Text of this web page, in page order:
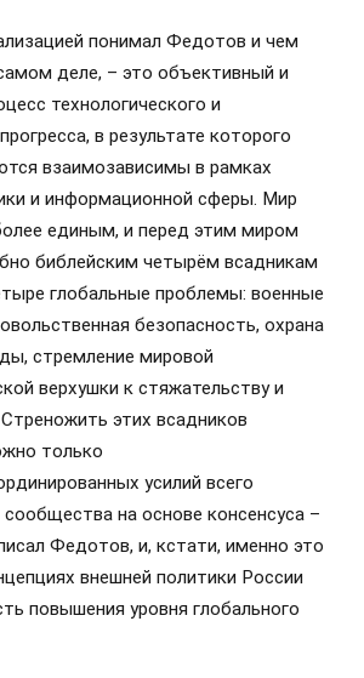
понимал Федотов и чем
деле, – это объективный и
технологического и
в результате которого
взаимозависимы в рамках
и информационной сферы. Мир
единым, и перед этим миром
библейским четырём всадникам
глобальные проблемы: военные
безопасность, охрана
стремление мировой
верхушки к стяжательству и
этих всадников
только
усилий всего
на основе консенсуса –
Федотов, и, кстати, именно это
внешней политики России
повышения уровня глобального